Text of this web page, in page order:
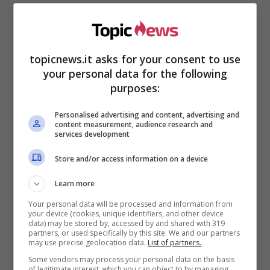
La crisi c’è stata, ma pare che la coppia sia
sempre stata unita, lo confermano anche i
fratelli Rodriguez
insieme.
Spunta l’ombra di
Damiano dei Maneskin
Ad inizio novembre è stata condivisa una
topicnews.it asks for your consent to use
your personal data for the following
purposes:
Personalised advertising and content, advertising and
content measurement, audience research and
services development
Store and/or access information on a device
Learn more
Your personal data will be processed and information from
your device (cookies, unique identifiers, and other device
data) may be stored by, accessed by and shared with 319
partners, or used specifically by this site. We and our partners
may use precise geolocation data. List of partners.
Some vendors may process your personal data on the basis